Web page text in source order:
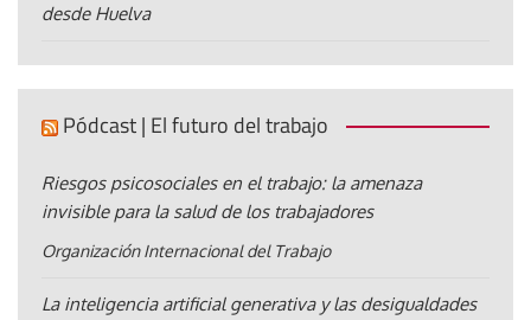
desde Huelva
Pódcast | El futuro del trabajo
Riesgos psicosociales en el trabajo: la amenaza
invisible para la salud de los trabajadores
Organización Internacional del Trabajo
La inteligencia artificial generativa y las desigualdades